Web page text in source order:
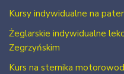
Kursy indywidualne na
Żeglarskie indywidualne
Zegrzyńskim
Kurs na sternika